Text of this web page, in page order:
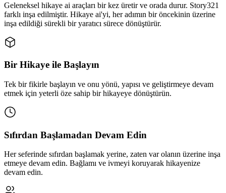
Geleneksel hikaye ai araçları bir kez üretir ve orada durur. Story321
farklı inşa edilmiştir. Hikaye ai'yi, her adımın bir öncekinin üzerine
inşa edildiği sürekli bir yaratıcı sürece dönüştürür.
Bir Hikaye ile Başlayın
Tek bir fikirle başlayın ve onu yönü, yapısı ve geliştirmeye devam
etmek için yeterli öze sahip bir hikayeye dönüştürün.
Sıfırdan Başlamadan Devam Edin
Her seferinde sıfırdan başlamak yerine, zaten var olanın üzerine inşa
etmeye devam edin. Bağlamı ve ivmeyi koruyarak hikayenize
devam edin.